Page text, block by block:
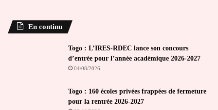
En continu
Togo : L’IRES-RDEC lance son concours
d’entrée pour l’année académique 2026-2027
04/08/2026
Togo : 160 écoles privées frappées de fermeture
pour la rentrée 2026-2027